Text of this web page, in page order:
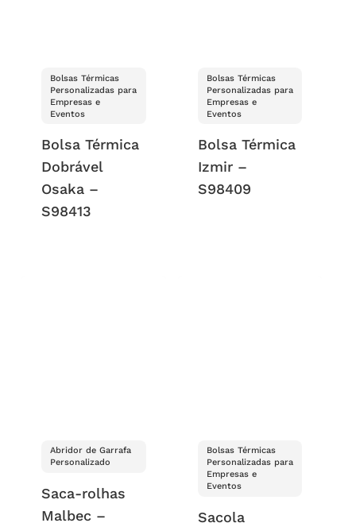
Bolsas Térmicas
Personalizadas para
Empresas e
Eventos
Bolsa Térmica
Dobrável
Osaka –
S98413
Bolsas Térmicas
Personalizadas para
Empresas e
Eventos
Bolsa Térmica
Izmir –
S98409
Abridor de Garrafa
Personalizado
Saca-rolhas
Malbec –
Bolsas Térmicas
Personalizadas para
Empresas e
Eventos
Sacola